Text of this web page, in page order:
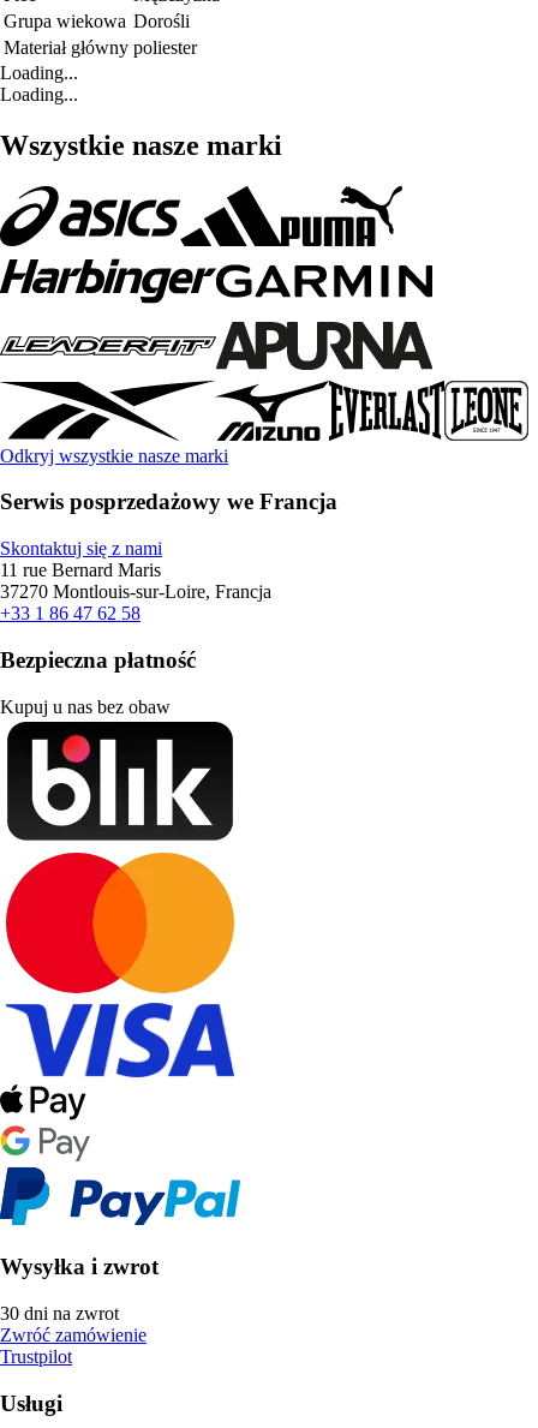
Grupa wiekowa Dorośli
Materiał główny poliester
Loading...
Loading...
Wszystkie nasze marki
Odkryj wszystkie nasze marki
Serwis posprzedażowy we Francja
Skontaktuj się z nami
11 rue Bernard Maris
37270 Montlouis-sur-Loire, Francja
+33 1 86 47 62 58
Bezpieczna płatność
Kupuj u nas bez obaw
Wysyłka i zwrot
30 dni na zwrot
Zwróć zamówienie
Trustpilot
Usługi